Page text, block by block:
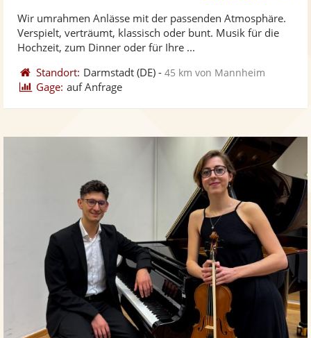
Fotos
5
Wir umrahmen Anlässe mit der passenden Atmosphäre.
Verspielt, verträumt, klassisch oder bunt. Musik für die
Hochzeit, zum Dinner oder für Ihre ...
Standort: Darmstadt (DE) -45 km von Mannheim
Gage: auf Anfrage